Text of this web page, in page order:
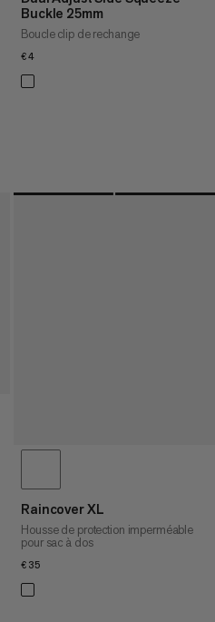
Buckle 25mm
Boucle clip de rechange
€4
Raincover XL
Housse de protection imperméable
pour sac à dos
€35